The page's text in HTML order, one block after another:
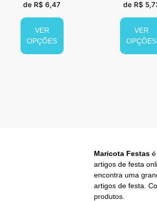
de R$ 6,47
VER
OPÇÕES
de R$
VER
OPÇÕES
Maricota Festas
artigos de festa
encontra uma
artigos de festa.
produtos.